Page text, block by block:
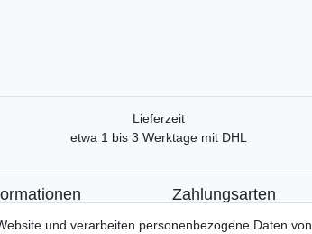
Lieferzeit
etwa 1 bis 3 Werktage mit DHL
Zahlungsarten
Paypal
und verarbeiten personenbezogene Daten von